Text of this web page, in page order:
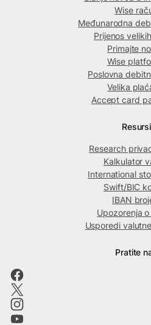
Wise
Međunarodna
Prijenos
Primajte
Wise
Poslovna
Velika
Accept card
Resursi
Research
Kalkulator
International
Swift/BIC
IBAN
Upozorenja
Usporedi
Pratite